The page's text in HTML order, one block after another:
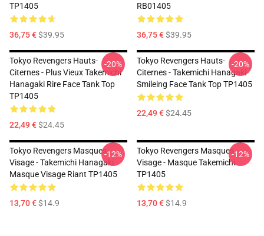
TP1405
36,75 €$39.95
RB01405
36,75 €$39.95
Tokyo Revengers Hauts-
Citernes - Plus Vieux Takemichi
Hanagaki Rire Face Tank Top
TP1405
22,49 €$24.45
-20%
Tokyo Revengers Hauts-
Citernes - Takemichi Hanagaki
Smileing Face Tank Top TP1405
22,49 €$24.45
-20%
Tokyo Revengers Masques
Visage - Takemichi Hanagaki
Masque Visage Riant TP1405
13,70 €$14.9
-12%
Tokyo Revengers Masques
Visage - Masque Takemichi
TP1405
13,70 €$14.9
-12%